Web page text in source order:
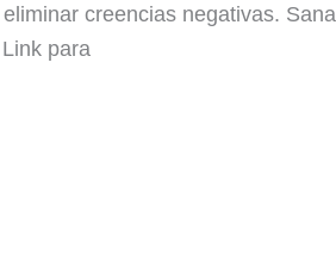
creencias negativas. Sana
para